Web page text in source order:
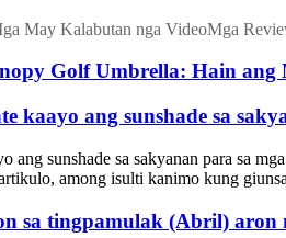
May Kalabutan nga VideoMga
Golf Umbrella: Hain
kaayo ang sunshade sa
ang sunshade sa sakyanan para sa
among isulti kanimo kung
sa tingpamulak (Abril)